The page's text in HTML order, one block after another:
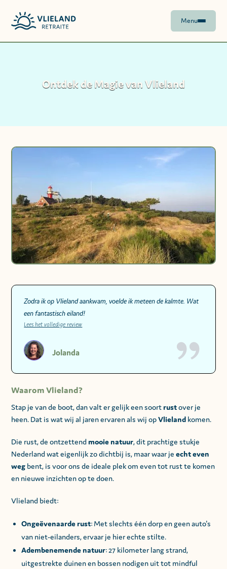
Menu
Ontdek de Magie van Vlieland
Waarom Vlieland?
Stap je van de boot, dan valt er gelijk een soort rustover je
heen. Dat is wat wij al jaren ervaren als wij opVlieland komen.
Die rust, de ontzettend mooie natuur, dit prachtige stukje
Nederland wat eigenlijk zo dichtbij is, maar waar jeecht even
weg bent, is voor ons de ideale plek om even tot rust te komen
en nieuwe inzichten op te doen.
Vlieland biedt:
Ongeëvenaarde rust: Met slechts één dorp en geen auto's
van niet-eilanders, ervaar je hier echte stilte.
Adembenemende natuur: 27 kilometer lang strand,
uitgestrekte duinen en bossen nodigen uit tot mindful
Zodra ik op Vlieland aankwam, voelde ik meteen de kalmte. Wat
een fantastisch eiland!
Lees het volledige review
Jolanda